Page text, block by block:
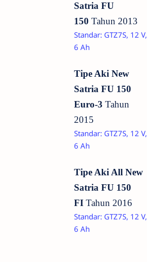
Satria FU
150 Tahun 2013
Standar: GTZ7S, 12 V,
6 Ah
Tipe Aki New
Satria FU 150
Euro-3 Tahun
2015
Standar: GTZ7S, 12 V,
6 Ah
Tipe Aki All New
Satria FU 150
FI Tahun 2016
Standar: GTZ7S, 12 V,
6 Ah